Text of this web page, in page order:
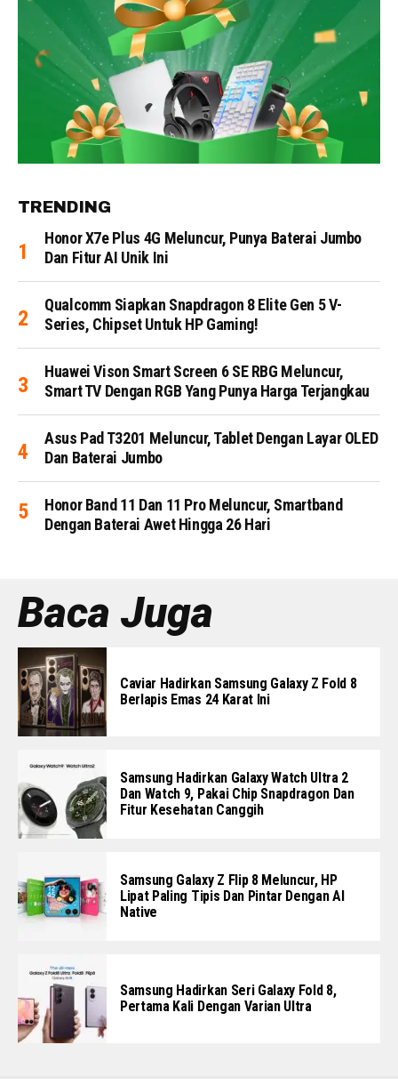
TRENDING
Honor X7e Plus 4G Meluncur, Punya Baterai Jumbo
Dan Fitur AI Unik Ini
Qualcomm Siapkan Snapdragon 8 Elite Gen 5 V-
Series, Chipset Untuk HP Gaming!
Huawei Vison Smart Screen 6 SE RBG Meluncur,
Smart TV Dengan RGB Yang Punya Harga Terjangkau
Asus Pad T3201 Meluncur, Tablet Dengan Layar OLED
Dan Baterai Jumbo
Honor Band 11 Dan 11 Pro Meluncur, Smartband
Dengan Baterai Awet Hingga 26 Hari
Baca Juga
Caviar Hadirkan Samsung Galaxy Z Fold 8
Berlapis Emas 24 Karat Ini
Samsung Hadirkan Galaxy Watch Ultra 2
Dan Watch 9, Pakai Chip Snapdragon Dan
Fitur Kesehatan Canggih
Samsung Galaxy Z Flip 8 Meluncur, HP
Lipat Paling Tipis Dan Pintar Dengan AI
Native
Samsung Hadirkan Seri Galaxy Fold 8,
Pertama Kali Dengan Varian Ultra